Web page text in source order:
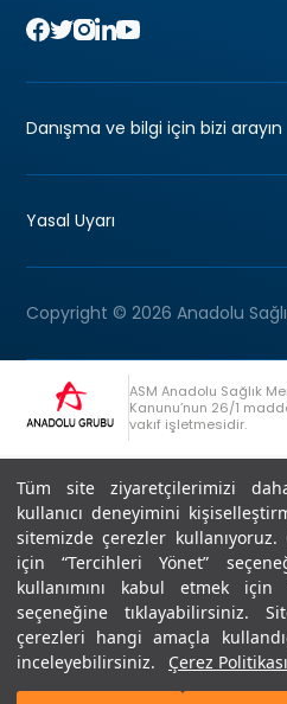
Tüm site ziyaretçilerimizi
kullanıcı deneyimini
sitemizde çerezler kullanıyoruz.
için “Tercihleri Yönet”
kullanımını kabul etmek
seçeneğine tıklayabilirsiniz.
çerezleri hangi amaçla
inceleyebilirsiniz.
Çerez Politikası
Danışma ve bilgi için bizi arayın
Yasal Uyarı
Copyright © 2026 Anadolu
ASM Anadolu Sağlık
Kanunu’nun 26/1
vakıf işletmesidir.
Anadolu Grubu Danışma Hattı
Son
Editör : Didem Akçay